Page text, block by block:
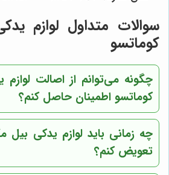
سوالات متداول لوازم
کوماتسو
چگونه می‌توانم از اصالت
کوماتسو اطمینان حاصل کنم؟
چه زمانی باید لوازم یدکی بیل
تعویض کنم؟